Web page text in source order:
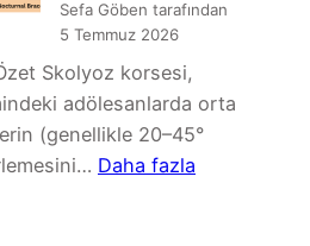
Sefa Göben tarafından
5 Temmuz 2026
Skolyoz korsesi,
adölesanlarda orta
(genellikle 20–45°
Daha fazla